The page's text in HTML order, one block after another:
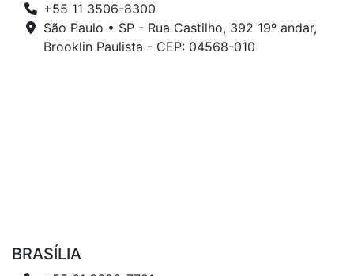
+55 11 3506-8300
São Paulo • SP - Rua Castilho, 392 19º andar,
Brooklin Paulista - CEP: 04568-010
BRASÍLIA